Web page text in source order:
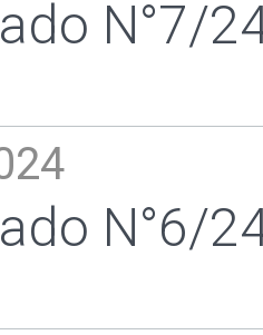
N°7/
N°6/